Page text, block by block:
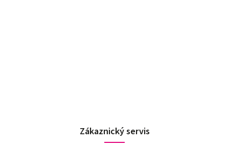
Zákaznický servis